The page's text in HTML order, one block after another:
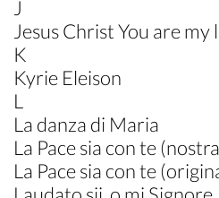
J
Jesus Christ You are my
K
Kyrie Eleison
L
La danza di Maria
La Pace sia con te
La Pace sia con te